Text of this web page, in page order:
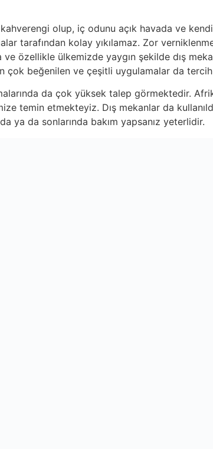
kahverengi olup, iç odunu açık havada ve
tarafından kolay yıkılamaz. Zor
özellikle ülkemizde yaygın şekilde dış
çok beğenilen ve çeşitli uygulamalar da
da çok yüksek talep görmektedir.
temin etmekteyiz. Dış mekanlar da
ya da sonlarında bakım yapsanız yeterlidir.